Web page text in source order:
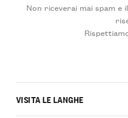
Non riceverai mai spam
VISITA LE LANGHE